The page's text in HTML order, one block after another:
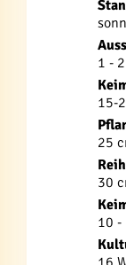
1 -
15-
25
30
10 -